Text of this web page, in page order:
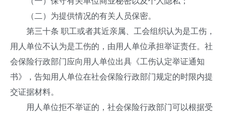
（二）为提供情况的有关人员保密。
第三十条 职工或者其近亲属、工会组织认为是工伤，
用人单位不认为是工伤的，由用人单位承担举证责任。社
会保险行政部门应向用人单位出具《工伤认定举证通知
书》，告知用人单位在社会保险行政部门规定的时限内提
交证据材料。
用人单位拒不举证的，社会保险行政部门可以根据受